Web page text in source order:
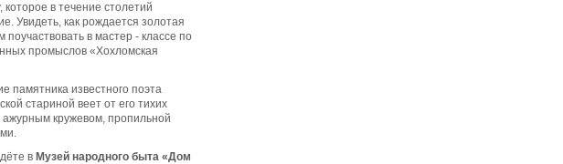
которое в течение столетий
Увидеть, как рождается золотая
в мастер - классе по
промыслов «Хохломская
памятника известного поэта
стариной веет от его тихих
кружевом, пропильной
в Музей народного быта «Дом